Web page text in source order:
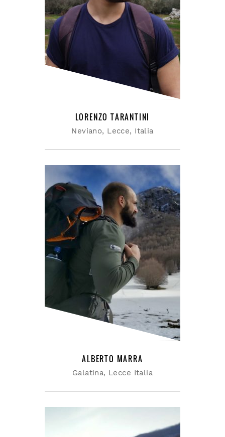
LORENZO TARANTINI
Neviano, Lecce, Italia
ALBERTO MARRA
Galatina, Lecce Italia